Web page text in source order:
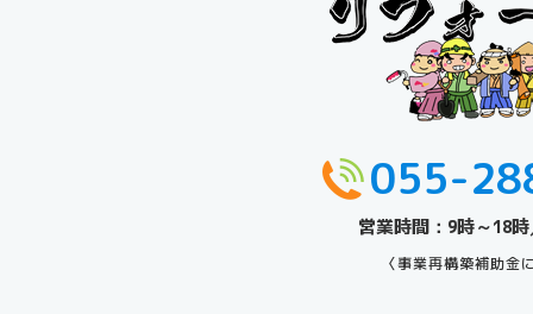
055-
営業時間：9時～18時
〈事業再構築補助金